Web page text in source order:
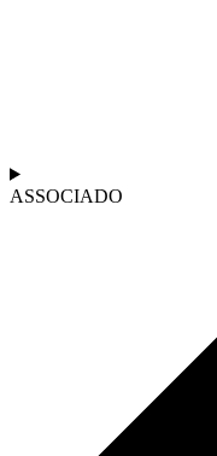
ASSOCIADO